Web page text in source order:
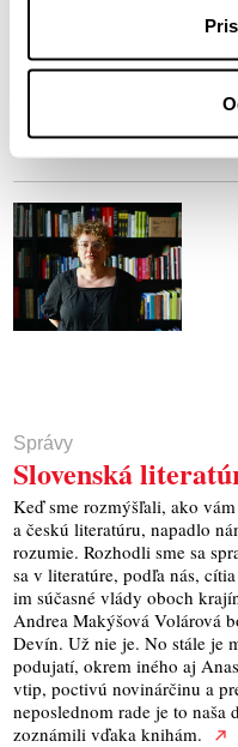
na české vydavateľstvá. Od
Tomáš redaktorom portálu
smiešnu podporu
a dianí v českom knižnom
Správy
Slovenská
Keď sme rozmýšľali, ako
a českú literatúru, napadlo
rozumie. Rozhodli sme sa
sa v literatúre, podľa nás,
im súčasné vlády oboch
Andrea Makýšová Volárová
Devín. Už nie je. No stále je
podujatí, okrem iného aj
vtip, poctivú novinárčinu a
neposlednom rade je to naša
zoznámili vďaka knihám.